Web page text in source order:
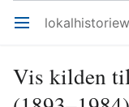
Åpne hovedmenyen
Vis kilden